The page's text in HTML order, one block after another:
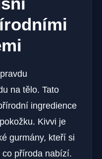
na tělo. Tato
ingredience
Kivvi je
gurmány, kteří si
příroda nabízí.